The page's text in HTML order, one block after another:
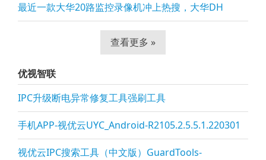
最近一款大华20路监控录像机冲上热搜，大华DH
查看更多 »
优视智联
IPC升级断电异常修复工具强刷工具
手机APP-视优云UYC_Android-R2105.2.5.5.1.220301
视优云IPC搜索工具（中文版）GuardTools-